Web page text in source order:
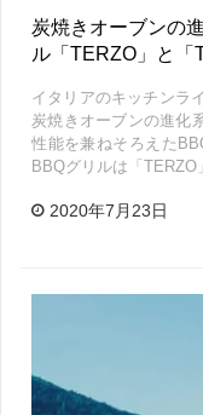
炭焼きオーブンの
ル「TERZO」と「
イタリアのキッチンラ
炭焼きオーブンの進化
性能を兼ねそろえた
BBQグリルは「
2020年7月23日